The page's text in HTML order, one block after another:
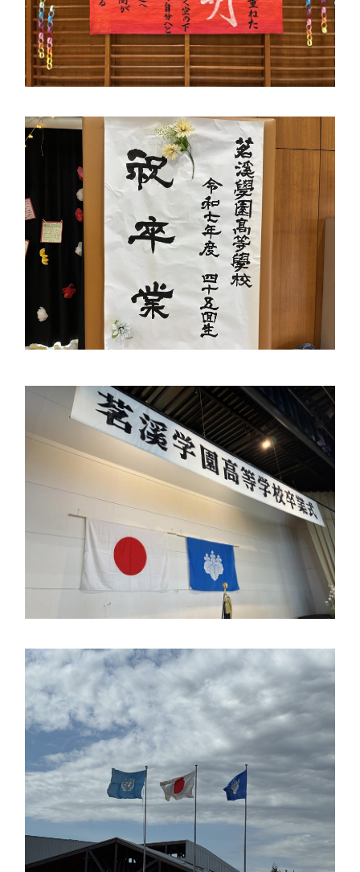
茗溪ジェネラルクラス（MG）
アカデミアクラス（AC）
国際バカロレア（IB）クラス
キャンプ
クラブ活動
閉じる